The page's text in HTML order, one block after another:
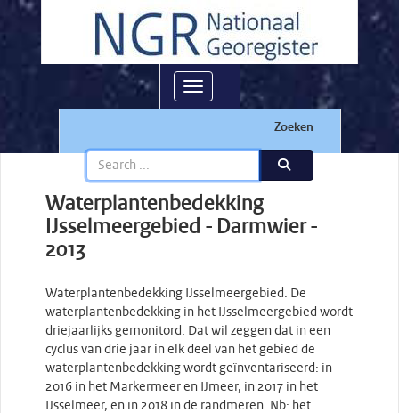
Toggle navigation
Zoeken
Waterplantenbedekking
IJsselmeergebied - Darmwier -
2013
Waterplantenbedekking IJsselmeergebied. De
waterplantenbedekking in het IJsselmeergebied wordt
driejaarlijks gemonitord. Dat wil zeggen dat in een
cyclus van drie jaar in elk deel van het gebied de
waterplantenbedekking wordt geïnventariseerd: in
2016 in het Markermeer en IJmeer, in 2017 in het
IJsselmeer, en in 2018 in de randmeren. Nb: het